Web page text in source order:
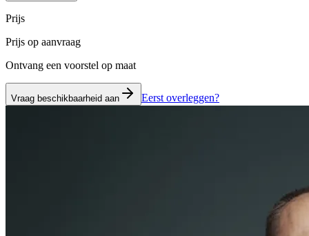
Prijs
Prijs op aanvraag
Ontvang een voorstel op maat
Vraag beschikbaarheid aan Eerst overleggen?